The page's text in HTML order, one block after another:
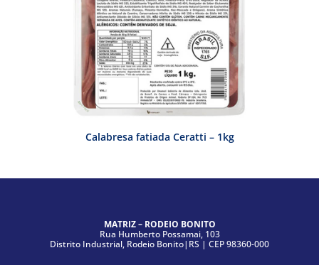
Calabresa fatiada Ceratti – 1kg
MATRIZ – RODEIO BONITO
Rua Humberto Possamai, 103
Distrito Industrial, Rodeio Bonito|RS | CEP 98360-000